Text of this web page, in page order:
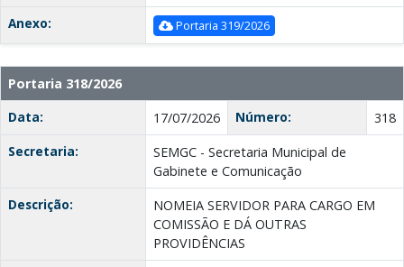
Anexo:
Portaria 319/2026
Portaria 318/2026
Data:
17/07/2026 Número:
318
Secretaria:
SEMGC - Secretaria Municipal de
Gabinete e Comunicação
Descrição:
NOMEIA SERVIDOR PARA CARGO EM
COMISSÃO E DÁ OUTRAS
PROVIDÊNCIAS